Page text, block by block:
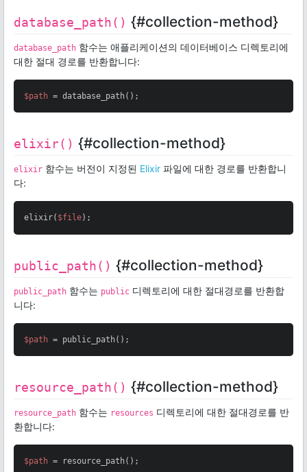
database_path() {#collection-method}
database_path 함수는 애플리케이션의 데이터베이스 디렉토리에
대한 절대 경로를 반환합니다:
$path = database_path();
elixir() {#collection-method}
elixir 함수는 버전이 지정된 Elixir 파일에 대한 경로를 반환합니
다:
elixir( $file);
public_path() {#collection-method}
public_path 함수는 public 디렉토리에 대한 절대경로를 반환합
니다:
$path = public_path();
resource_path() {#collection-method}
resource_path 함수는 resources 디렉토리에 대한 절대경로를 반
환합니다:
$path = resource_path();